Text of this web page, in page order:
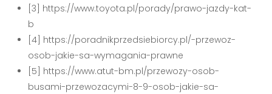
[3] https://www.toyota.pl/porady/prawo-jazdy-kat-
b
[4] https://poradnikprzedsiebiorcy.pl/-przewoz-
osob-jakie-sa-wymagania-prawne
[5] https://www.atut-bm.pl/przewozy-osob-
busami-przewozacymi-8-9-osob-jakie-sa-